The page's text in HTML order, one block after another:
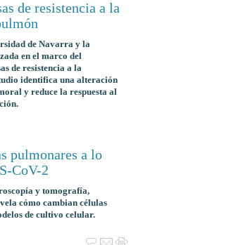
de resistencia a la
de Navarra y la
en el marco del
de resistencia a la
identifica una alteración
y reduce la respuesta al
pulmonares a lo
CoV-2
y tomografía,
cómo cambian células
de cultivo celular.